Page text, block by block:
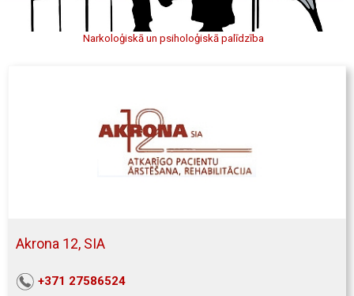
Narkoloģiskā un psiholoģiskā palīdzība
Akrona 12, SIA
+371 27586524